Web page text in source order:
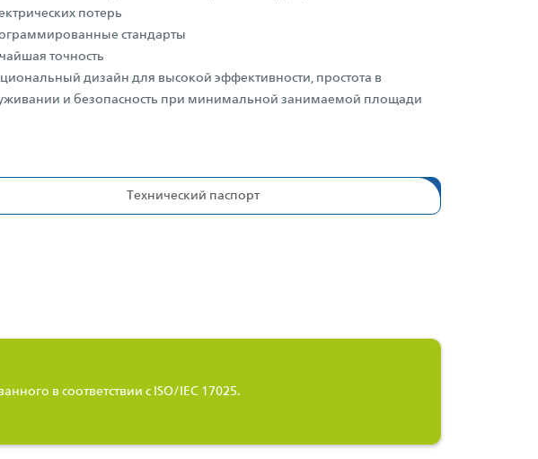
потерь
стандарты
точность
дизайн для высокой эффективности, простота в
и безопасность при минимальной занимаемой площади
Технический паспорт
в соответствии с ISO/IEC 17025.